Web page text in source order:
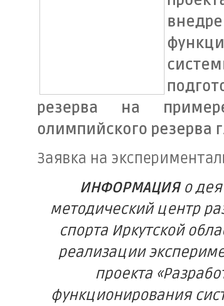
резерва на
олимпийского резерва
Заявка на
ИНФОРМАЦИЯ о
методический центр
спорта Иркутской
реализации
проекта
функционирования